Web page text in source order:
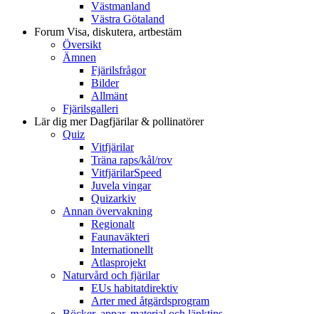
Västmanland
Västra Götaland
Forum Visa, diskutera, artbestäm
Översikt
Ämnen
Fjärilsfrågor
Bilder
Allmänt
Fjärilsgalleri
Lär dig merDagfjärilar & pollinatörer
Quiz
Vitfjärilar
Träna raps/kål/rov
VitfjärilarSpeed
Juvela vingar
Quizarkiv
Annan övervakning
Regionalt
Faunaväkteri
Internationellt
Atlasprojekt
Naturvård och fjärilar
EUs habitatdirektiv
Arter med åtgärdsprogram